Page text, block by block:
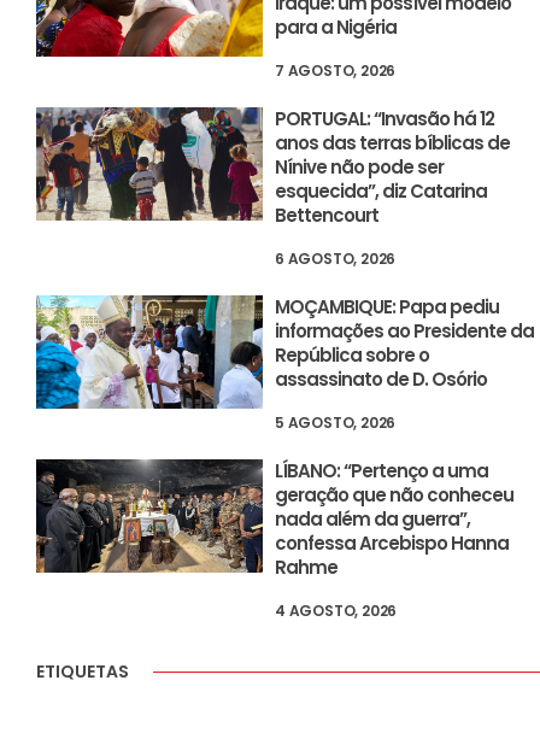
para a Nigéria
7 AGOSTO, 2026
PORTUGAL: “Invasão há 12
anos das terras bíblicas de
Nínive não pode ser
esquecida”, diz Catarina
Bettencourt
6 AGOSTO, 2026
MOÇAMBIQUE: Papa pediu
informações ao Presidente da
República sobre o
assassinato de D. Osório
5 AGOSTO, 2026
LÍBANO: “Pertenço a uma
geração que não conheceu
nada além da guerra”,
confessa Arcebispo Hanna
Rahme
4 AGOSTO, 2026
ETIQUETAS